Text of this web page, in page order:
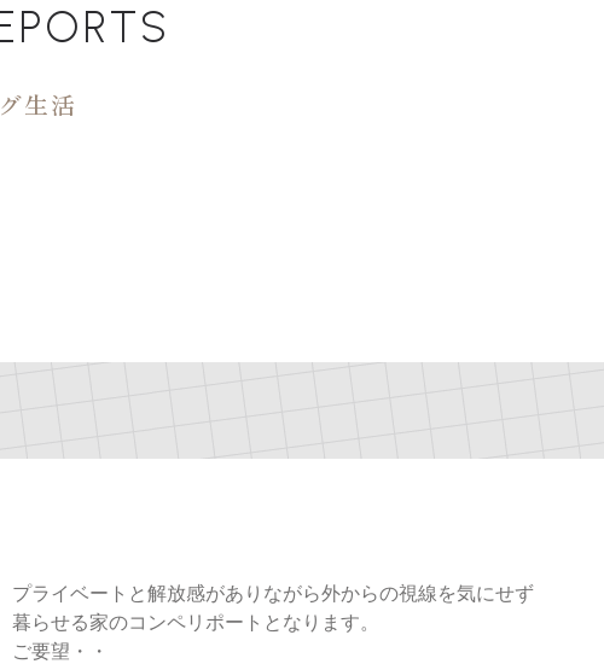
生活
プライベートと解放感がありながら外からの視線を気にせず
暮らせる家のコンペリポートとなります。
ご要望・・